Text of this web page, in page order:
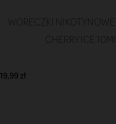
WORECZKI
CHERRY ICE
19,99 zł